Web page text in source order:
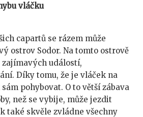
vláčku
capartů se rázem může
ostrov Sodor. Na tomto ostrově
zajímavých událostí,
Díky tomu, že je vláček na
pohybovat. O to větší zábava
než se vybije, může jezdit
také skvěle zvládne všechny